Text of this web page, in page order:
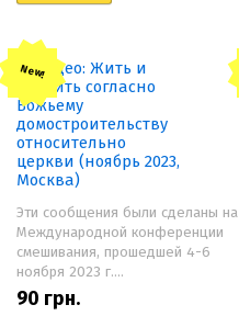
New!
Эти сообщения были сделаны на
Международной конференции
смешивания, прошедшей 4-6
ноября 2023 г....
90 грн.